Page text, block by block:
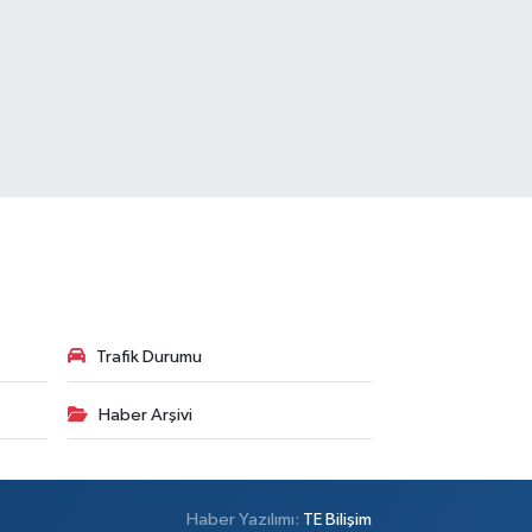
Trafik Durumu
Haber Arşivi
Haber Yazılımı: TE Bilişim